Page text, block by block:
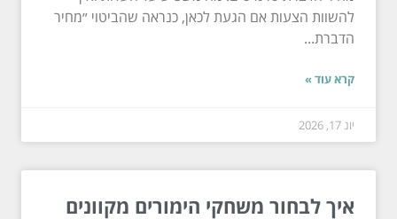
להשוות הצעות אם הגעת לכאן, כנראה שהביטוי ״מחיר
הדברת...
קרא עוד »
יונ 17, 2026
איך לבחור משחקי הימורים מקוונים